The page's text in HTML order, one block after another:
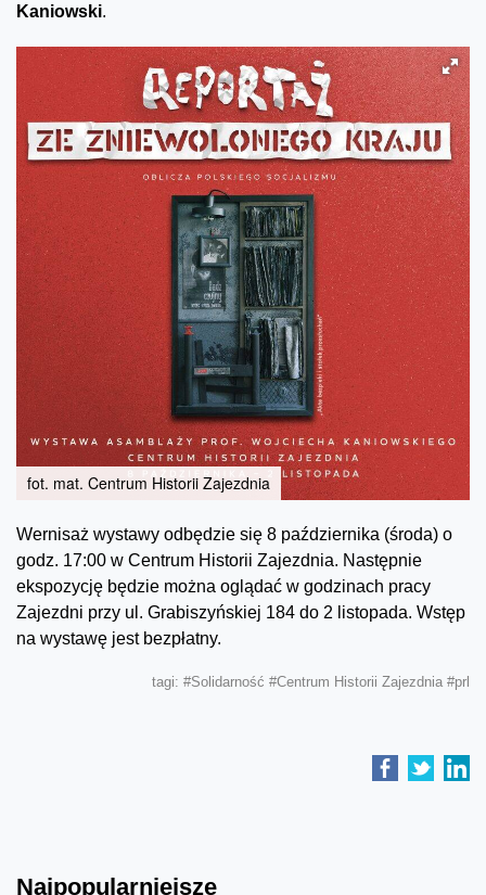
Kaniowski.
fot. mat. Centrum Historii Zajezdnia
Wernisaż wystawy odbędzie się 8 października (środa) o
godz. 17:00 w Centrum Historii Zajezdnia. Następnie
ekspozycję będzie można oglądać w godzinach pracy
Zajezdni przy ul. Grabiszyńskiej 184 do 2 listopada. Wstęp
na wystawę jest bezpłatny.
tagi: #Solidarność #Centrum Historii Zajezdnia #prl
Najpopularniejsze